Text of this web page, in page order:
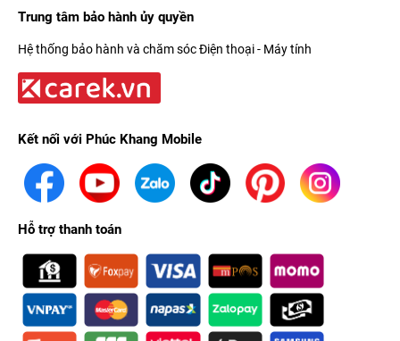
Trung tâm bảo hành ủy quyền
Hệ thống bảo hành và chăm sóc Điện thoại - Máy tính
Kết nối với Phúc Khang Mobile
Hỗ trợ thanh toán